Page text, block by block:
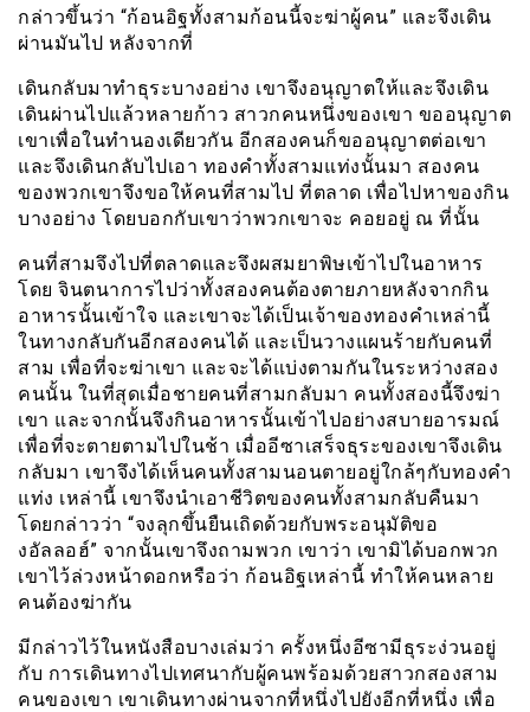
กล่าวขึ้นว่า “ก้อนอิฐทั้งสามก้อนนี้จะฆ่าผู้คน” และจึงเดิน
ผ่านมันไป หลังจากที่
เดินกลับมาทำธุระบางอย่าง เขาจึงอนุญาตให้และจึงเดิน
เดินผ่านไปแล้วหลายก้าว สาวกคนหนึ่งของเขา ขออนุญาต
เขาเพื่อในทำนองเดียวกัน อีกสองคนก็ขออนุญาตต่อเขา
และจึงเดินกลับไปเอา ทองคำทั้งสามแท่งนั้นมา สองคน
ของพวกเขาจึงขอให้คนที่สามไป ที่ตลาด เพื่อไปหาของกิน
บางอย่าง โดยบอกกับเขาว่าพวกเขาจะ คอยอยู่ ณ ที่นั้น
คนที่สามจึงไปที่ตลาดและจึงผสมยาพิษเข้าไปในอาหาร
โดย จินตนาการไปว่าทั้งสองคนต้องตายภายหลังจากกิน
อาหารนั้นเข้าใจ และเขาจะได้เป็นเจ้าของทองคำเหล่านี้
ในทางกลับกันอีกสองคนได้ และเป็นวางแผนร้ายกับคนที่
สาม เพื่อที่จะฆ่าเขา และจะได้แบ่งตามกันในระหว่างสอง
คนนั้น ในที่สุดเมื่อชายคนที่สามกลับมา คนทั้งสองนี้จึงฆ่า
เขา และจากนั้นจึงกินอาหารนั้นเข้าไปอย่างสบายอารมณ์
เพื่อที่จะตายตามไปในช้า เมื่ออีซาเสร็จธุระของเขาจึงเดิน
กลับมา เขาจึงได้เห็นคนทั้งสามนอนตายอยู่ใกล้ๆกับทองคำ
แท่ง เหล่านี้ เขาจึงนำเอาชีวิตของคนทั้งสามกลับคืนมา
โดยกล่าวว่า “จงลุกขึ้นยืนเถิดด้วยกับพระอนุมัติขอ
งอัลลอฮ์” จากนั้นเขาจึงถามพวก เขาว่า เขามิได้บอกพวก
เขาไว้ล่วงหน้าดอกหรือว่า ก้อนอิฐเหล่านี้ ทำให้คนหลาย
คนต้องฆ่ากัน
มีกล่าวไว้ในหนังสือบางเล่มว่า ครั้งหนึ่งอีซามีธุระง่วนอยู่
กับ การเดินทางไปเทศนากับผู้คนพร้อมด้วยสาวกสองสาม
คนของเขา เขาเดินทางผ่านจากที่หนึ่งไปยังอีกที่หนึ่ง เพื่อ